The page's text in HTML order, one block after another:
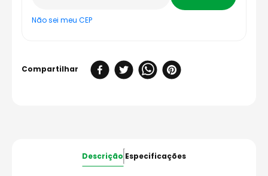
Não sei meu CEP
Descrição Especificações